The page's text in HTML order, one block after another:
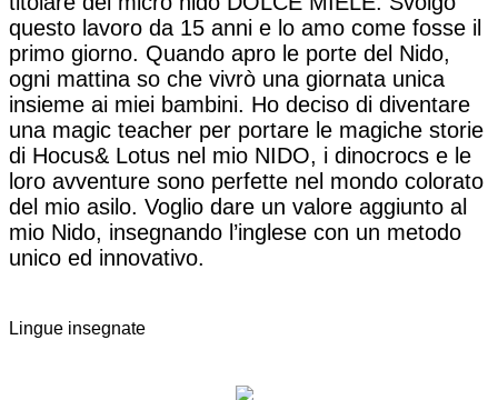
questo lavoro da 15 anni e lo amo come fosse il
primo giorno. Quando apro le porte del Nido,
ogni mattina so che vivrò una giornata unica
insieme ai miei bambini. Ho deciso di diventare
una magic teacher per portare le magiche storie
di Hocus& Lotus nel mio NIDO, i dinocrocs e le
loro avventure sono perfette nel mondo colorato
del mio asilo. Voglio dare un valore aggiunto al
mio Nido, insegnando l’inglese con un metodo
unico ed innovativo.
Lingue insegnate